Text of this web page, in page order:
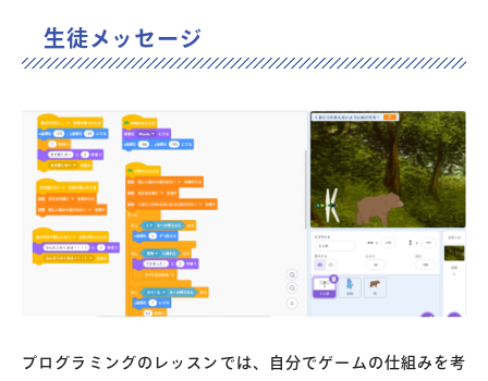
団体向け出張英会話
新着情報
コラム・読み物
生徒メッセージ
プログラミングのレッスンでは、自分でゲームの仕組みを考